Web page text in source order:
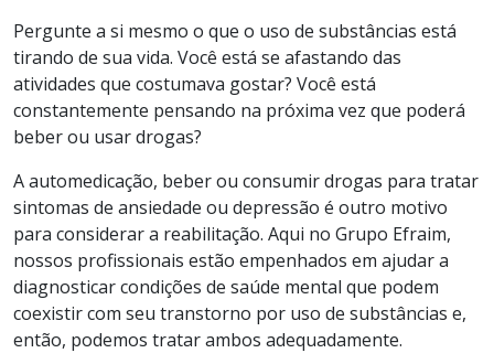
Pergunte a si mesmo o que o uso de substâncias está
tirando de sua vida. Você está se afastando das
atividades que costumava gostar? Você está
constantemente pensando na próxima vez que poderá
beber ou usar drogas?
A automedicação, beber ou consumir drogas para tratar
sintomas de ansiedade ou depressão é outro motivo
para considerar a reabilitação. Aqui no Grupo Efraim,
nossos profissionais estão empenhados em ajudar a
diagnosticar condições de saúde mental que podem
coexistir com seu transtorno por uso de substâncias e,
então, podemos tratar ambos adequadamente.